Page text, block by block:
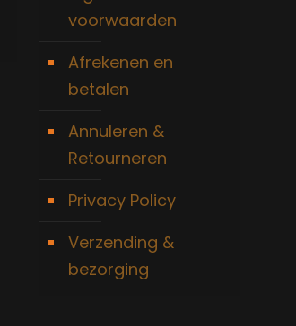
voorwaarden
Afrekenen en
betalen
Annuleren &
Retourneren
Privacy Policy
Verzending &
bezorging